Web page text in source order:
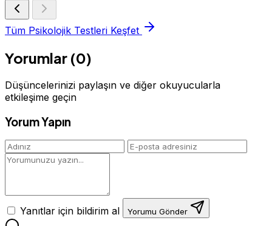
Tüm Psikolojik Testleri Keşfet
Yorumlar (0)
Düşüncelerinizi paylaşın ve diğer okuyucularla
etkileşime geçin
Yorum Yapın
Yanıtlar için bildirim al Yorumu Gönder